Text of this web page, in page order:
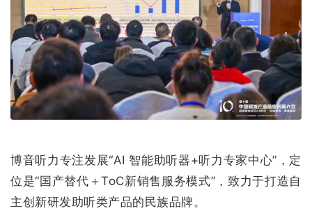
博音听力专注发展“AI 智能助听器+听力专家中心”，定
位是“国产替代＋ToC新销售服务模式”，致力于打造自
主创新研发助听类产品的民族品牌。